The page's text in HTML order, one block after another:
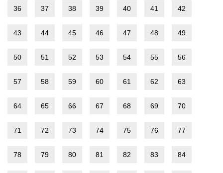
36 37 38 39 40 41 42
43 44 45 46 47 48 49
50 51 52 53 54 55 56
57 58 59 60 61 62 63
64 65 66 67 68 69 70
71 72 73 74 75 76 77
78 79 80 81 82 83 84